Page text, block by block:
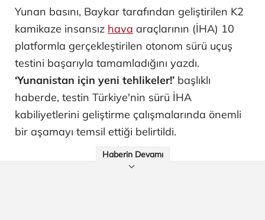
Yunan basını, Baykar tarafından geliştirilen K2
kamikaze insansız hava araçlarının (İHA) 10
platformla gerçekleştirilen otonom sürü uçuş
testini başarıyla tamamladığını yazdı.
‘Yunanistan için yeni tehlikeler!’ başlıklı
haberde, testin Türkiye'nin sürü İHA
kabiliyetlerini geliştirme çalışmalarında önemli
bir aşamayı temsil ettiği belirtildi.
Haberin Devamı